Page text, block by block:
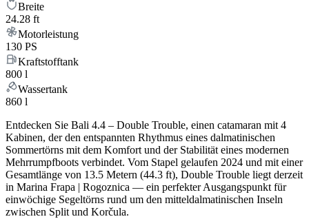
Breite
24.28 ft
Motorleistung
130 PS
Kraftstofftank
800 l
Wassertank
860 l
Entdecken Sie Bali 4.4 – Double Trouble, einen catamaran mit 4
Kabinen, der den entspannten Rhythmus eines dalmatinischen
Sommertörns mit dem Komfort und der Stabilität eines modernen
Mehrrumpfboots verbindet. Vom Stapel gelaufen 2024 und mit einer
Gesamtlänge von 13.5 Metern (44.3 ft), Double Trouble liegt derzeit
in Marina Frapa | Rogoznica — ein perfekter Ausgangspunkt für
einwöchige Segeltörns rund um den mitteldalmatinischen Inseln
zwischen Split und Korčula.